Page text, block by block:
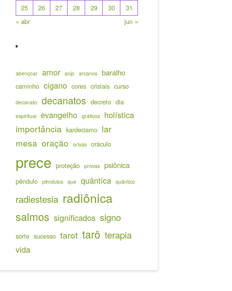
25
26 27 28 29 30
31
« abr
jun »
abençoar amor anjo arcanos baralho
caminho cigano cores cristais curso
decanato decanatos decreto dia
espiritual evangelho gráficos holística
importância kardecismo lar
mesa oração orixás oráculo
prece proteção provas psiônica
pêndulo pêndulos que quântica quântico
radiestesia radiônica
salmos significados signo
sorte sucesso tarot tarô terapia
vida